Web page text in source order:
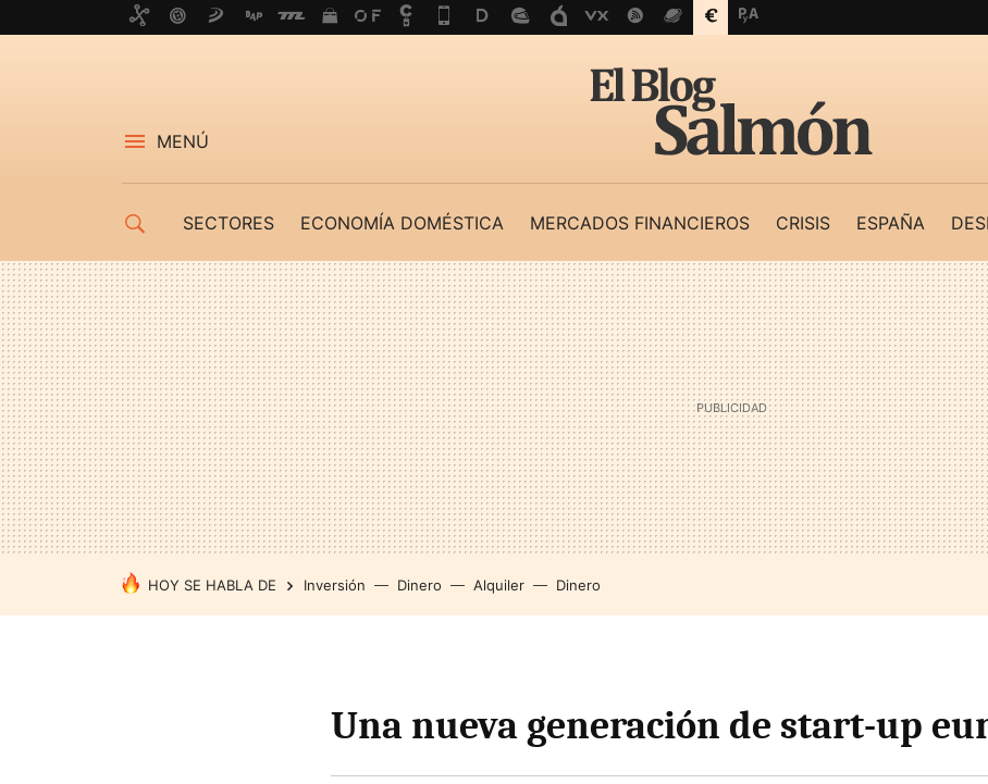
MENÚ
SECTORES ECONOMÍA DOMÉSTICA MERCADOS FINANCIEROS CRISIS ESPAÑA
HOY SE HABLA DE Inversión Dinero Alquiler Dinero
Una nueva generación de start-up